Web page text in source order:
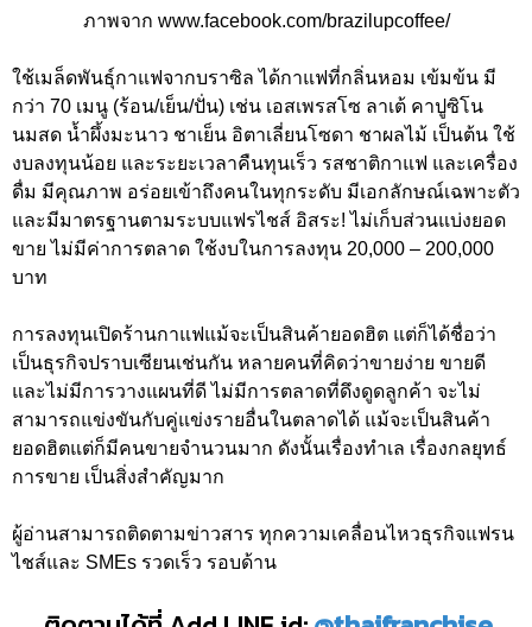
ภาพจาก www.facebook.com/brazilupcoffee/
ใช้เมล็ดพันธุ์กาแฟจากบราซิล ได้กาแฟที่กลิ่นหอม เข้มข้น มี
กว่า 70 เมนู (ร้อน/เย็น/ปั่น) เช่น เอสเพรสโซ ลาเต้ คาปูซิโน
นมสด น้ำผึ้งมะนาว ชาเย็น อิตาเลี่ยนโซดา ชาผลไม้ เป็นต้น ใช้
งบลงทุนน้อย และระยะเวลาคืนทุนเร็ว รสชาติกาแฟ และเครื่อง
ดื่ม มีคุณภาพ อร่อยเข้าถึงคนในทุกระดับ มีเอกลักษณ์เฉพาะตัว
และมีมาตรฐานตามระบบแฟรไชส์ อิสระ! ไม่เก็บส่วนแบ่งยอด
ขาย ไม่มีค่าการตลาด ใช้งบในการลงทุน 20,000 – 200,000
บาท
การลงทุนเปิดร้านกาแฟแม้จะเป็นสินค้ายอดฮิต แต่ก็ได้ชื่อว่า
เป็นธุรกิจปราบเซียนเช่นกัน หลายคนที่คิดว่าขายง่าย ขายดี
และไม่มีการวางแผนที่ดี ไม่มีการตลาดที่ดึงดูดลูกค้า จะไม่
สามารถแข่งขันกับคู่แข่งรายอื่นในตลาดได้ แม้จะเป็นสินค้า
ยอดฮิตแต่ก็มีคนขายจำนวนมาก ดังนั้นเรื่องทำเล เรื่องกลยุทธ์
การขาย เป็นสิ่งสำคัญมาก
ผู้อ่านสามารถติดตามข่าวสาร ทุกความเคลื่อนไหวธุรกิจแฟรน
ไชส์และ SMEs รวดเร็ว รอบด้าน